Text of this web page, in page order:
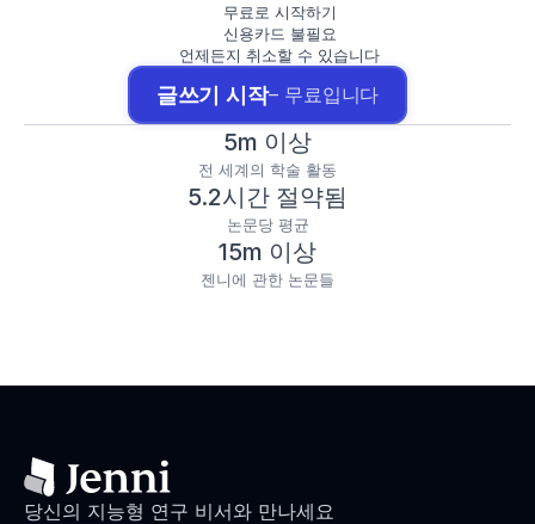
무료로 시작하기
신용카드 불필요
언제든지 취소할 수 있습니다
글쓰기 시작– 무료입니다
5m 이상
전 세계의 학술 활동
5.2시간 절약됨
논문당 평균
15m 이상
젠니에 관한 논문들
당신의 지능형 연구 비서와 만나세요